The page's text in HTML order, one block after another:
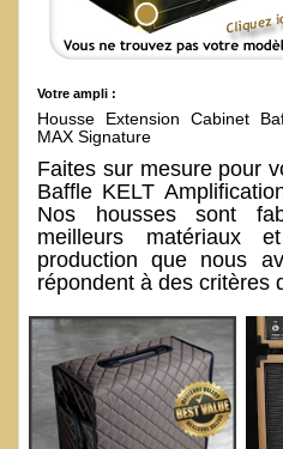
Votre ampli :
Housse Extension Cabinet
MAX Signature
Faites sur mesure pour
Baffle KELT
Nos housses sont
meilleurs matériaux
production que nous
répondent à des critères